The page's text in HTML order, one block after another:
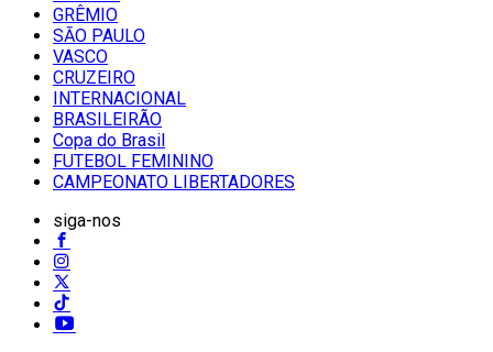
GRÊMIO
SĀO PAULO
VASCO
CRUZEIRO
INTERNACIONAL
BRASILEIRÃO
Copa do Brasil
FUTEBOL FEMININO
CAMPEONATO LIBERTADORES
siga-nos